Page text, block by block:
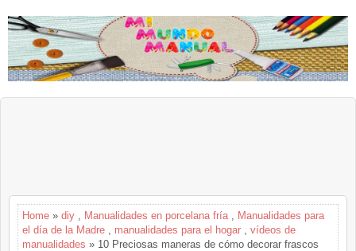
Home » diy Manualidades en porcelana fría
Manualidades para
el día de la Madre
manualidades para el hogar
vídeos de
manualidades » 10 Preciosas maneras de cómo decorar frascos